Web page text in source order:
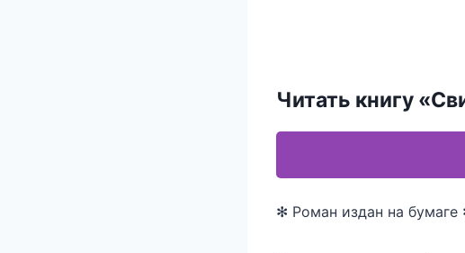
Читать книгу
✻ Роман издан на бумаге